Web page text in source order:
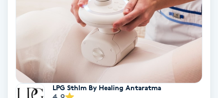
Fransförlängning
Fransförlängning Megavolym
LPG Sthlm By Healing Antaratma